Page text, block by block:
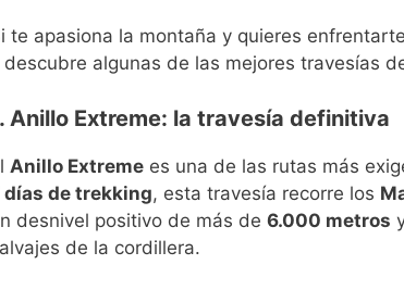
te apasiona la montaña y quieres
descubre algunas de las mejores travesías
Anillo Extreme: la travesía definitiva
Anillo Extreme es una de las rutas más
días de trekking, esta travesía recorre los
desnivel positivo de más de 6.000 metros
de la cordillera.